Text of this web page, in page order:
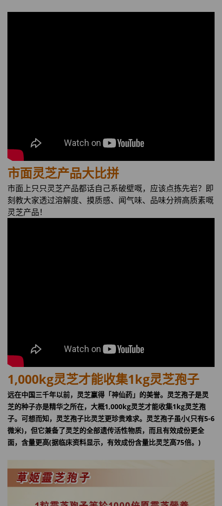
市面灵芝产品大比拼
市面上只只灵芝产品都话自己系破壁嘅，应该点拣先岩？即
刻教大家透过溶解度、摸质感、闻气味、品味分辨高质素嘅
灵芝产品！
1,000kg灵芝才能收集1kg灵芝孢子
远在中国三千年以前，灵芝赢得「神仙药」的美誉。灵芝孢子是灵
芝的种子亦是精华之所在，大概1,000kg灵芝才能收集1kg灵芝孢
子。可想而知，灵芝孢子比灵芝更珍贵难求。灵芝孢子虽小(只有5-6
微米)，但它兼备了灵芝的全部遗传活性物质，而且有效成份更全
面，含量更高(据临床资料显示，有效成份含量比灵芝高75倍。)